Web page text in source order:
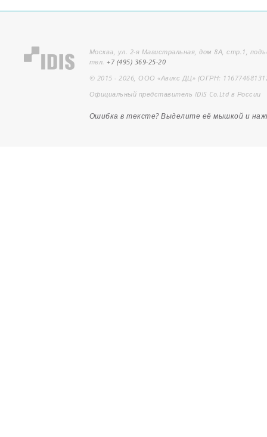
Москва, ул. 2-я Магистральная, дом 8А, стр.1,
тел.+7 (495) 369-25-20
© 2015 - 2026, ООО «Авикс ДЦ» (ОГРН:
Официальный представитель IDIS Co.Ltd в России
Ошибка в тексте? Выделите её мышкой и